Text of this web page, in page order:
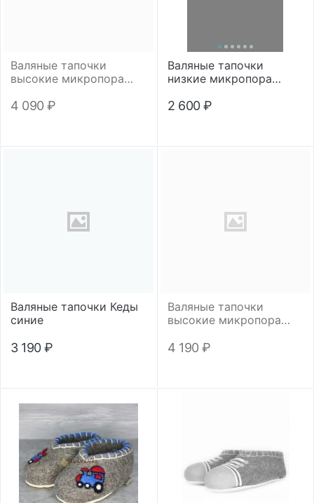
Валяные тапочки
высокие микропора
4 090 ₽
Валяные тапочки
низкие микропора
2 600 ₽
Валяные тапочки Кеды
синие
3 190 ₽
Валяные тапочки
высокие микропора
4 190 ₽